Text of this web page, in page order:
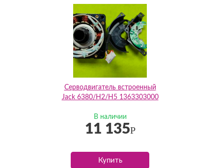
Серводвигатель встроенный
Jack 6380/H2/H5 1363303000
В наличии
11 135Р
Купить